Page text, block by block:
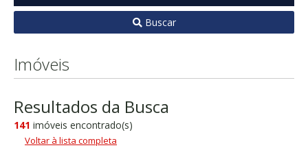
Buscar
Imóveis
Resultados da Busca
141 imóveis encontrado(s)
Voltar à lista completa